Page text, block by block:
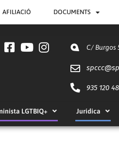
AFILIACIÓ DOCUMENTS
C/ Burgos
spccc@
935 120
LGTBIQ+ Jurídica